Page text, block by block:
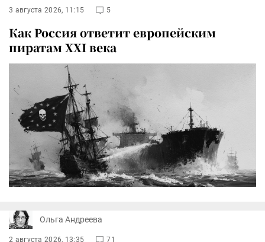
3 августа 2026, 11:15 5
Как Россия ответит европейским
пиратам XXI века
Ольга Андреева
2 августа 2026, 13:35 71